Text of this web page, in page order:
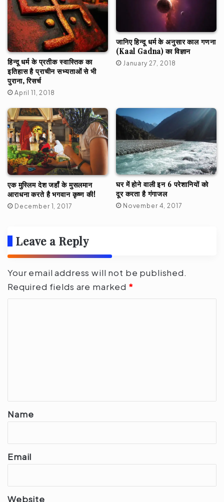
हिन्दू धर्म के प्रतीक स्वास्तिक का
इतिहास है प्राचीन सभ्यताओं से भी
पुराना, रिसर्च
April 11, 2018
जानिए हिन्दू धर्म के अनुसार काल गणना
(Kaal Gadna) का विज्ञान
January 27, 2018
एक मुस्लिम देश जहाँ के मुसलमान
आराधना करते है भगवान कृष्ण की!
December 1, 2017
घर में होने वाली इन 6 परेशानियों को
दूर करता है गंगाजल
November 4, 2017
Leave a Reply
Your email address will not be published.
Required fields are marked *
*
Name
Email
Website